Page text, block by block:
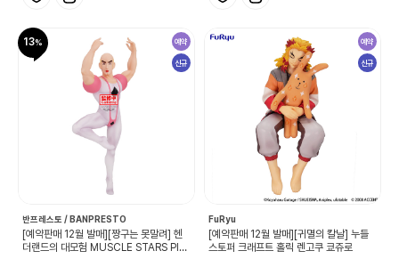
13 예약
신규
반프레스토 / BANPRESTO
[예약판매 12월 발매][짱구는 못말려] 헨
더랜드의 대모험 MUSCLE STARS PIE
예약
신규
FuRyu
[예약판매 12월 발매][귀멸의 칼날] 누들
스토퍼 크래프트 홀릭 렌고쿠 쿄쥬로